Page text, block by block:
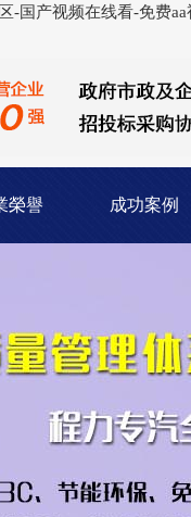
产视频在线看-免费
榮譽 成功案例